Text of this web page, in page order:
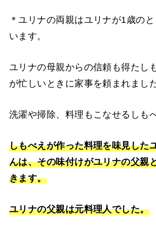
＊ユリナの両親はユリナが1歳の
います。
ユリナの母親からの信頼も得たし
が忙しいときに家事を頼まれました
洗濯や掃除、料理もこなせるしも
しもべえが作った料理を味見した
んは、その味付けがユリナの父親
きます。
ユリナの父親は元料理人でした。